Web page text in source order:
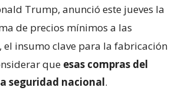
Trump, anunció este jueves la
de precios mínimos a las
insumo clave para la fabricación
que esas compras del
seguridad nacional.